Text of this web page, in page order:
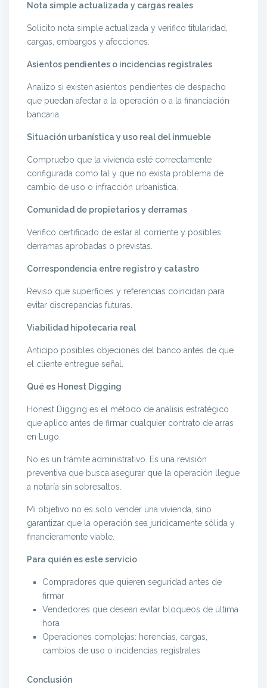
Nota simple actualizada y cargas reales
Solicito nota simple actualizada y verifico titularidad,
cargas, embargos y afecciones.
Asientos pendientes o incidencias registrales
Analizo si existen asientos pendientes de despacho
que puedan afectar a la operación o a la financiación
bancaria.
Situación urbanística y uso real del inmueble
Compruebo que la vivienda esté correctamente
configurada como tal y que no exista problema de
cambio de uso o infracción urbanística.
Comunidad de propietarios y derramas
Verifico certificado de estar al corriente y posibles
derramas aprobadas o previstas.
Correspondencia entre registro y catastro
Reviso que superficies y referencias coincidan para
evitar discrepancias futuras.
Viabilidad hipotecaria real
Anticipo posibles objeciones del banco antes de que
el cliente entregue señal.
Qué es Honest Digging
Honest Digging es el método de análisis estratégico
que aplico antes de firmar cualquier contrato de arras
en Lugo.
No es un trámite administrativo. Es una revisión
preventiva que busca asegurar que la operación llegue
a notaría sin sobresaltos.
Mi objetivo no es solo vender una vivienda, sino
garantizar que la operación sea jurídicamente sólida y
financieramente viable.
Para quién es este servicio
Compradores que quieren seguridad antes de
firmar
Vendedores que desean evitar bloqueos de última
hora
Operaciones complejas: herencias, cargas,
cambios de uso o incidencias registrales
Conclusión